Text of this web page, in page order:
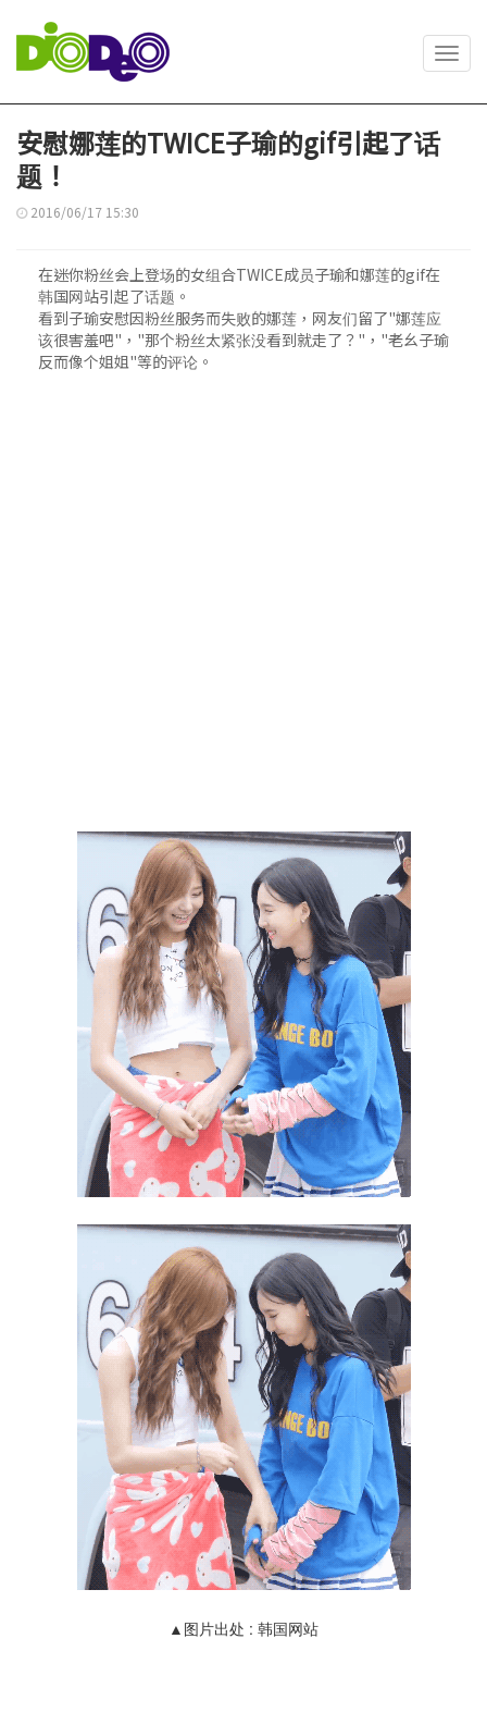
安慰娜莲的TWICE子瑜的gif引起了话
题！
2016/06/17 15:30
在迷你粉丝会上登场的女组合TWICE成员子瑜和娜莲的gif在
韩国网站引起了话题。
看到子瑜安慰因粉丝服务而失败的娜莲，网友们留了"娜莲应
该很害羞吧"，"那个粉丝太紧张没看到就走了？"，"老幺子瑜
反而像个姐姐"等的评论。
▲图片出处 : 韩国网站